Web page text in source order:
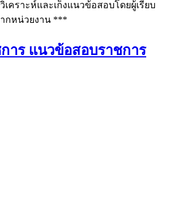
เคราะห์และเก็งแนวข้อสอบโดยผู้เรียบ
กหน่วยงาน ***
าร แนวข้อสอบราชการ